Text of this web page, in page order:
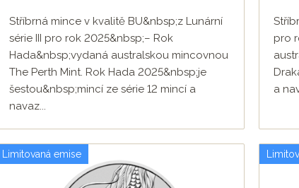
10. mince - Rok Kohouta 2029
11. mince - Rok Psa 2030
12. mince - Rok Vepře 2031
Stříbrná mince v kvalitě BU&nbsp;z Lunární
série III pro rok 2025&nbsp;– Rok
Hada&nbsp;vydaná australskou mincovnou
The Perth Mint. Rok Hada 2025&nbsp;je
šestou&nbsp;mincí ze série 12 mincí a
navaz...
pro
a
Limitovaná emise